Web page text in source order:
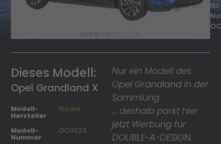
Dieses Modell:
Opel Grandland X
Modell-
Hersteller
iScale
Modell-
Nummer
OC11023
Nur ein Modell des
Opel Grandland in der
Sammlung
… deshalb parkt hier
jetzt Werbung für
DOUBLE-A-DESIGN.